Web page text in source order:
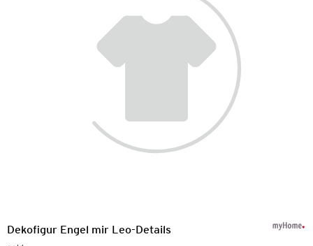
Dekofigur Engel mir Leo-Details